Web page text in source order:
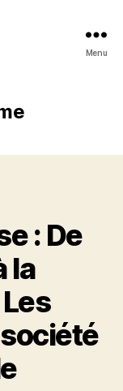
Menu
: De
la